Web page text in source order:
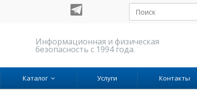
Информационная и физическая
безопасность с 1994 года.
Каталог Услуги Контакты